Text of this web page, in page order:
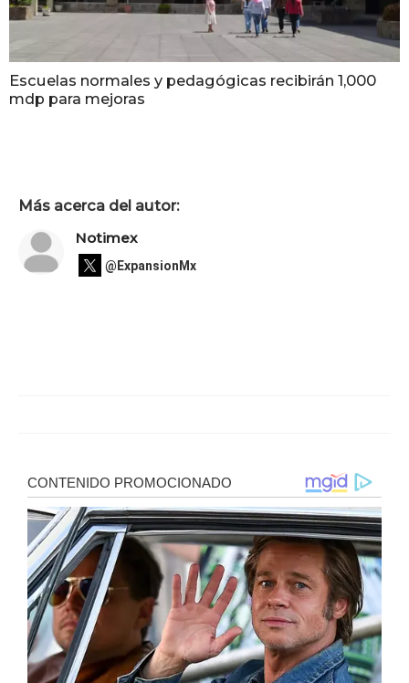
Escuelas normales y pedagógicas recibirán 1,000
mdp para mejoras
Más acerca del autor:
Notimex
@ExpansionMx